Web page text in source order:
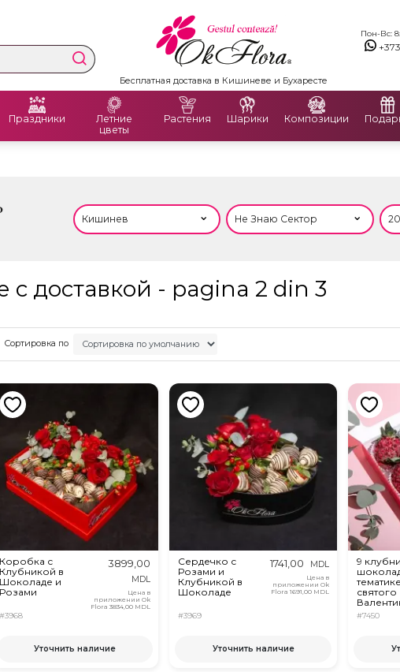
Пон-Вс:
Бесплатная доставка в Кишиневе и Бухаресте
Праздники
Летние
цветы
Растения Шарики Композиции
доставкой - pagina 2 din 3
Сортировка по
Коробка с
Клубникой в
Шоколаде и
Розами
#3968
3899,00
MDL
Цена в
приложении Ok
Flora 3834,00 MDL
Уточнить наличие
Сердечко с
Розами и
Клубникой в
Шоколаде
#3969
1741,00 MDL
Цена в
приложении Ok
Flora 1691,00 MDL
Уточнить наличие
9
святого
#7450